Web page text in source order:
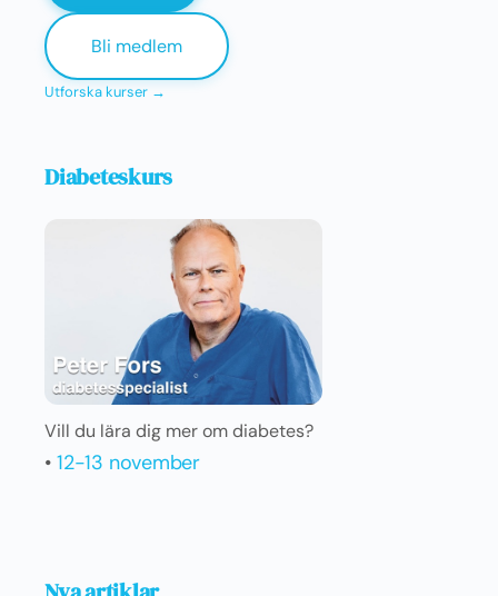
Bli medlem
Utforska kurser →
Diabeteskurs
Vill du lära dig mer om diabetes?
• 12-13 november